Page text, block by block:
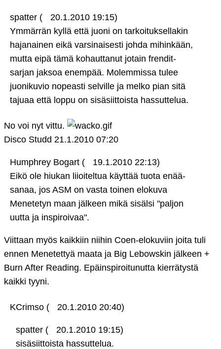
spatter (
20.1.2010 19:15)
Ymmärrän kyllä että juoni on tarkoituksellakin
hajanainen eikä varsinaisesti johda mihinkään,
mutta eipä tämä kohauttanut jotain frendit-
sarjan jaksoa enempää. Molemmissa tulee
juonikuvio nopeasti selville ja melko pian sitä
tajuaa että loppu on sisäsiittoista hassuttelua.
No voi nyt vittu.
Disco Studd 21.1.2010 07:20
Humphrey Bogart (
19.1.2010 22:13)
Eikö ole hiukan liioiteltua käyttää tuota enää-
sanaa, jos ASM on vasta toinen elokuva
Menetetyn maan jälkeen mikä sisälsi "paljon
uutta ja inspiroivaa".
Viittaan myös kaikkiin niihin Coen-elokuviin joita tuli
ennen Menetettyä maata ja Big Lebowskin jälkeen +
Burn After Reading. Epäinspiroitunutta kierrätystä
kaikki tyyni.
KCrimso ( 20.1.2010 20:40)
spatter (
20.1.2010 19:15)
sisäsiittoista hassuttelua.